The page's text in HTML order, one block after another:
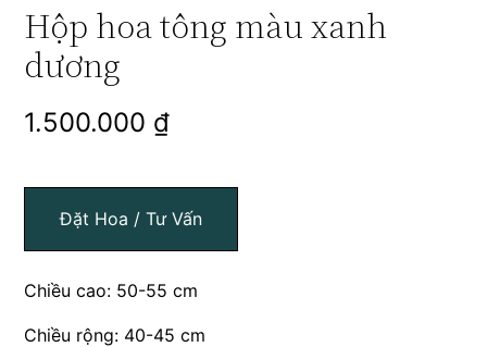
Hộp hoa tông màu xanh
dương
1.500.000 ₫
Đặt Hoa / Tư Vấn
Chiều cao: 50-55 cm
Chiều rộng: 40-45 cm